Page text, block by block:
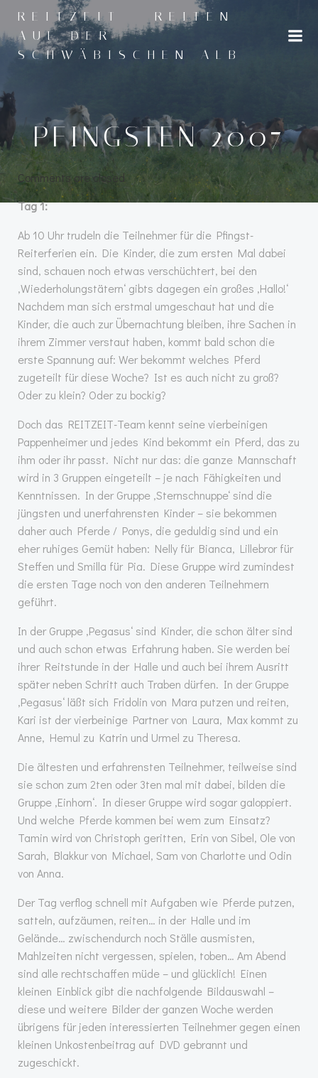
Inhalt
REITZEIT - REITEN
AUF DER
SCHWÄBISCHEN ALB
PFINGSTEN 2007
Comments are closed
Tag 1:
Ab 10 Uhr trudeln die Teilnehmer für die Pfingst-
Reiterferien ein. Die Kinder, die zum ersten Mal dabei
sind, schauen noch etwas verschüchtert, bei den
‚Wiederholungstätern‘ gibts dagegen ein großes ‚Hallo!‘
Nachdem man sich erstmal umgeschaut hat und die
Kinder, die auch zur Übernachtung bleiben, ihre Sachen in
ihrem Zimmer verstaut haben, kommt bald schon die
erste Spannung auf: Wer bekommt welches Pferd
zugeteilt für diese Woche? Ist es auch nicht zu groß?
Oder zu klein? Oder zu bockig?
Doch das REITZEIT-Team kennt seine vierbeinigen
Pappenheimer und jedes Kind bekommt ein Pferd, das zu
ihm oder ihr passt. Nicht nur das: die ganze Mannschaft
wird in 3 Gruppen eingeteilt – je nach Fähigkeiten und
Kenntnissen. In der Gruppe ‚Sternschnuppe‘ sind die
jüngsten und unerfahrensten Kinder – sie bekommen
daher auch Pferde / Ponys, die geduldig sind und ein
eher ruhiges Gemüt haben: Nelly für Bianca, Lillebror für
Steffen und Smilla für Pia. Diese Gruppe wird zumindest
die ersten Tage noch von den anderen Teilnehmern
geführt.
In der Gruppe ‚Pegasus‘ sind Kinder, die schon älter sind
und auch schon etwas Erfahrung haben. Sie werden bei
ihrer Reitstunde in der Halle und auch bei ihrem Ausritt
später neben Schritt auch Traben dürfen. In der Gruppe
‚Pegasus‘ läßt sich Fridolin von Mara putzen und reiten,
Kari ist der vierbeinige Partner von Laura, Max kommt zu
Anne, Hemul zu Katrin und Urmel zu Theresa.
Die ältesten und erfahrensten Teilnehmer, teilweise sind
sie schon zum 2ten oder 3ten mal mit dabei, bilden die
Gruppe ‚Einhorn‘. In dieser Gruppe wird sogar galoppiert.
Und welche Pferde kommen bei wem zum Einsatz?
Tamin wird von Christoph geritten, Erin von Sibel, Ole von
Sarah, Blakkur von Michael, Sam von Charlotte und Odin
von Anna.
Der Tag verflog schnell mit Aufgaben wie Pferde putzen,
satteln, aufzäumen, reiten… in der Halle und im
Gelände… zwischendurch noch Ställe ausmisten,
Mahlzeiten nicht vergessen, spielen, toben… Am Abend
sind alle rechtschaffen müde – und glücklich! Einen
kleinen Einblick gibt die nachfolgende Bildauswahl –
diese und weitere Bilder der ganzen Woche werden
übrigens für jeden interessierten Teilnehmer gegen einen
kleinen Unkostenbeitrag auf DVD gebrannt und
zugeschickt.